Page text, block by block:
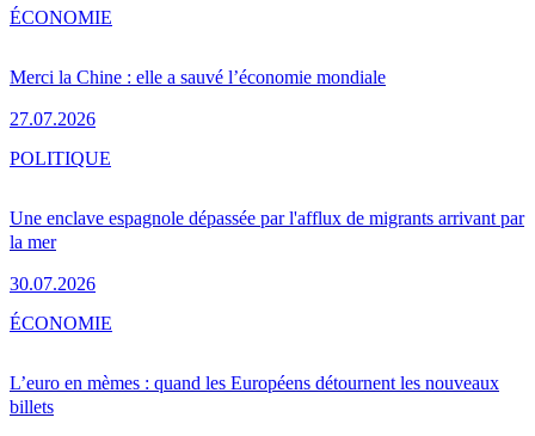
Merci la Chine : elle a sauvé l’économie mondiale
27.07.2026
ÉCONOMIE
Une enclave espagnole dépassée par l'afflux de migrants arrivant par
la mer
30.07.2026
POLITIQUE
L’euro en mèmes : quand les Européens détournent les nouveaux
billets
ÉCONOMIE